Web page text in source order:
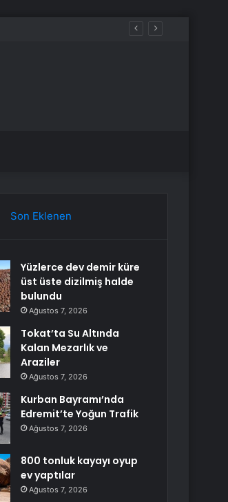
Son Eklenen
Yüzlerce dev demir küre
üst üste dizilmiş halde
bulundu
Ağustos 7, 2026
Tokat’ta Su Altında
Kalan Mezarlık ve
Araziler
Ağustos 7, 2026
Kurban Bayramı’nda
Edremit’te Yoğun Trafik
Ağustos 7, 2026
800 tonluk kayayı oyup
ev yaptılar
Ağustos 7, 2026